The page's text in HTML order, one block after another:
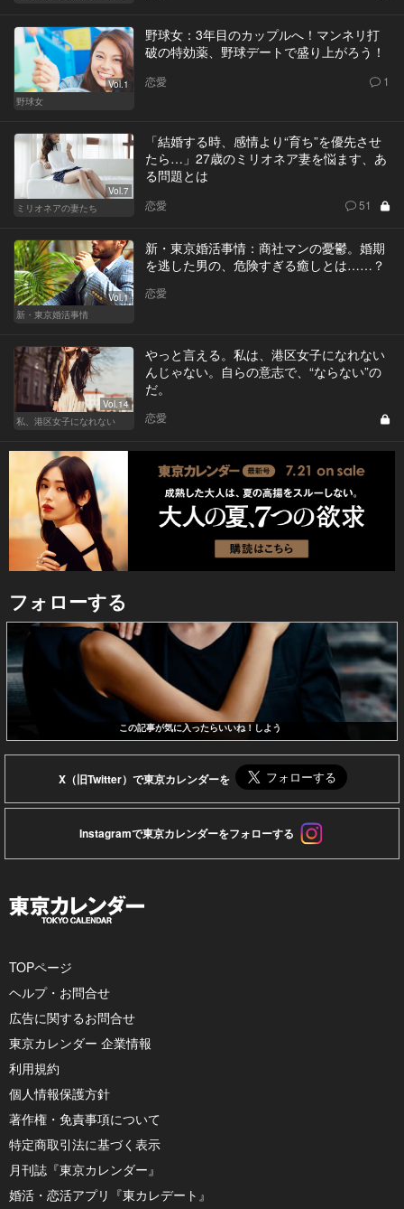
Vol.1
野球女
野球女：3年目のカップルへ！マンネリ打
破の特効薬、野球デートで盛り上がろう！
恋愛 1
Vol.7
ミリオネアの妻たち
「結婚する時、感情より“育ち”を優先させ
たら…」27歳のミリオネア妻を悩ます、あ
る問題とは
恋愛 51
Vol.1
新・東京婚活事情
新・東京婚活事情：商社マンの憂鬱。婚期
を逃した男の、危険すぎる癒しとは……？
恋愛
Vol.14
私、港区女子になれない
やっと言える。私は、港区女子になれない
んじゃない。自らの意志で、“ならない”の
だ。
恋愛
フォローする
この記事が気に入ったらいいね！しよう
X（旧Twitter）で東京カレンダーを
Instagramで東京カレンダーをフォローする
TOPページ
ヘルプ・お問合せ
広告に関するお問合せ
東京カレンダー 企業情報
利用規約
個人情報保護方針
著作権・免責事項について
特定商取引法に基づく表示
月刊誌『東京カレンダー』
婚活・恋活アプリ『東カレデート』